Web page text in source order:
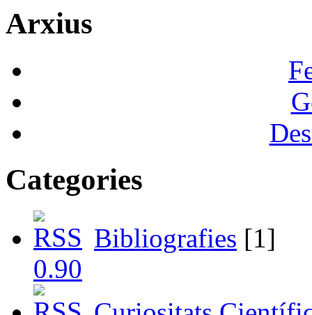
Arxius
Categories
Bibliografies [1]